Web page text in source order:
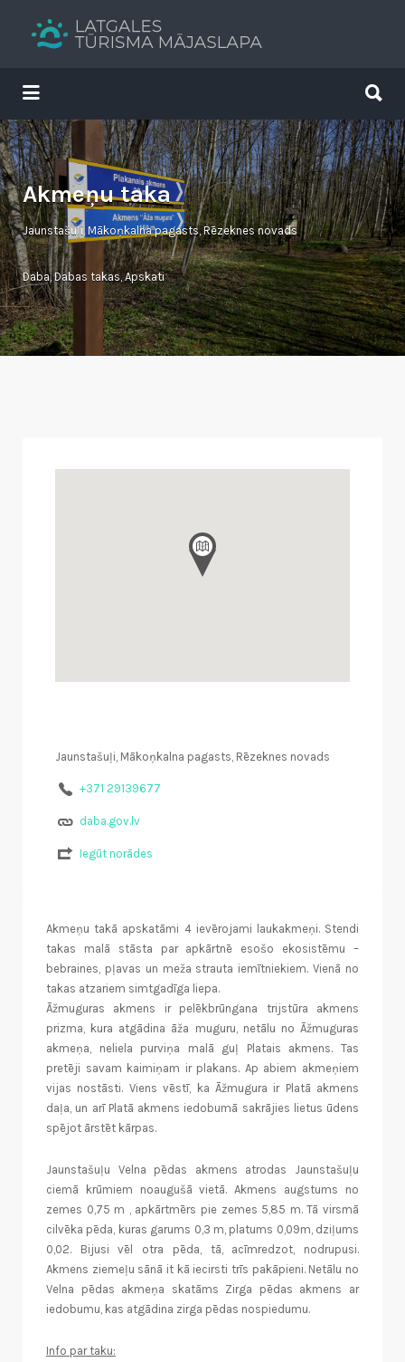
Tavs brīvdienu ceļvedis
Search
for:
for:
Akmeņu taka
Jaunstašuļi, Mākoņkalna pagasts, Rēzeknes novads
Daba,Dabas takas,Apskati
Jaunstašuļi, Mākoņkalna pagasts, Rēzeknes novads
+371 29139677
daba.gov.lv
Iegūt norādes
Akmeņu takā apskatāmi 4 ievērojami laukakmeņi. Stendi
takas malā stāsta par apkārtnē esošo ekosistēmu –
bebraines, pļavas un meža strauta iemītniekiem. Vienā no
takas atzariem simtgadīga liepa.
Āžmuguras akmens ir pelēkbrūngana trijstūra akmens
prizma, kura atgādina āža muguru, netālu no Āžmuguras
akmeņa, neliela purviņa malā guļ Platais akmens. Tas
pretēji savam kaimiņam ir plakans. Ap abiem akmeņiem
vijas nostāsti. Viens vēstī, ka Āžmugura ir Platā akmens
daļa, un arī Platā akmens iedobumā sakrājies lietus ūdens
spējot ārstēt kārpas.
Jaunstašuļu Velna pēdas akmens atrodas Jaunstašuļu
ciemā krūmiem noaugušā vietā. Akmens augstums no
zemes 0,75 m , apkārtmērs pie zemes 5,85 m. Tā virsmā
cilvēka pēda, kuras garums 0,3 m, platums 0,09m, dziļums
0,02. Bijusi vēl otra pēda, tā, acīmredzot, nodrupusi.
Akmens ziemeļu sānā it kā iecirsti trīs pakāpieni. Netālu no
Velna pēdas akmeņa skatāms Zirga pēdas akmens ar
iedobumu, kas atgādina zirga pēdas nospiedumu.
Info par taku: